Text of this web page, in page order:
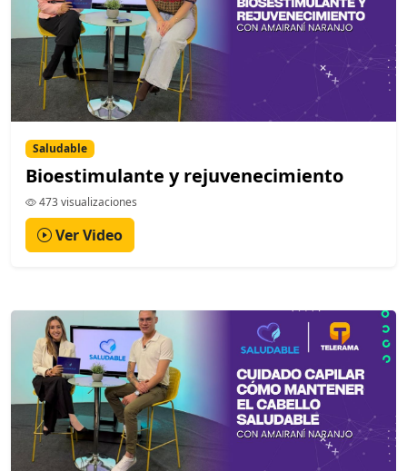
Saludable
Bioestimulante y rejuvenecimiento
473 visualizaciones
Ver Video